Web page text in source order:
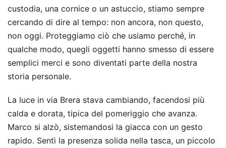
custodia, una cornice o un astuccio, stiamo sempre
cercando di dire al tempo: non ancora, non questo,
non oggi. Proteggiamo ciò che usiamo perché, in
qualche modo, quegli oggetti hanno smesso di essere
semplici merci e sono diventati parte della nostra
storia personale.
La luce in via Brera stava cambiando, facendosi più
calda e dorata, tipica del pomeriggio che avanza.
Marco si alzò, sistemandosi la giacca con un gesto
rapido. Sentì la presenza solida nella tasca, un piccolo